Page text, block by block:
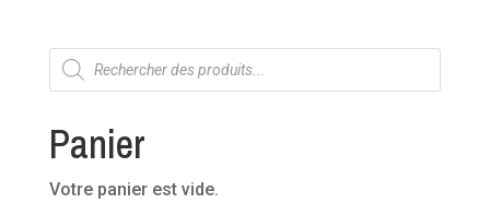
Recherche
de
produits
Panier
Votre panier est vide.